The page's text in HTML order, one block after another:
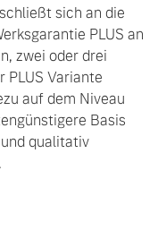
schließt sich an die
PLUS an
zwei oder drei
PLUS Variante
auf dem Niveau
Basis
qualitativ